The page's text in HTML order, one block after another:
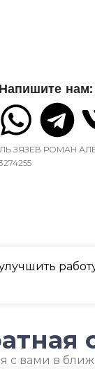
Напишите нам:
ЗЯЗЕВ РОМАН
с вами в